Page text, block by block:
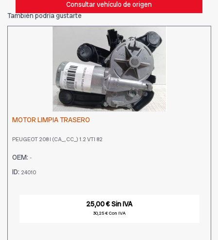
Consultar vehículo de origen
También podría gustarte
MOTOR LIMPIA TRASERO
PEUGEOT 208 I (CA_, CC_) 1.2 VTI 82
OEM: -
ID: 24010
25,00 € Sin IVA
30,25 € Con IVA